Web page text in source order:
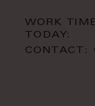
WORK TIME
TODAY:
CONTACT: